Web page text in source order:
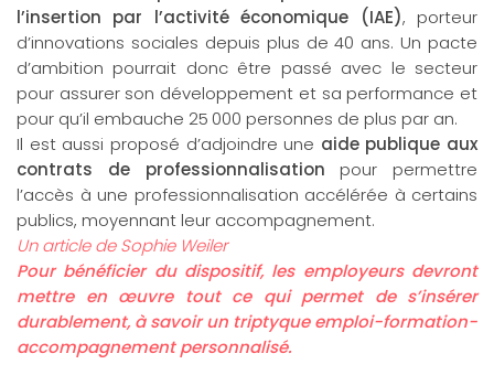
l’insertion par l’activité économique (IAE), porteur
d’innovations sociales depuis plus de 40 ans. Un pacte
d’ambition pourrait donc être passé avec le secteur
pour assurer son développement et sa performance et
pour qu’il embauche 25 000 personnes de plus par an.
Il est aussi proposé d’adjoindre une aide publique aux
contrats de professionnalisation pour permettre
l’accès à une professionnalisation accélérée à certains
publics, moyennant leur accompagnement.
Un article de Sophie Weiler
Pour bénéficier du dispositif, les employeurs devront
mettre en œuvre tout ce qui permet de s’insérer
durablement, à savoir un triptyque emploi-formation-
accompagnement personnalisé.